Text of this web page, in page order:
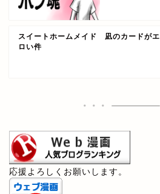
スイートホームメイド 凪のカードがエ
ロい件
応援よろしくお願いします。